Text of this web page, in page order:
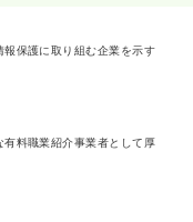
保護に取り組む企業を示す
料職業紹介事業者として厚